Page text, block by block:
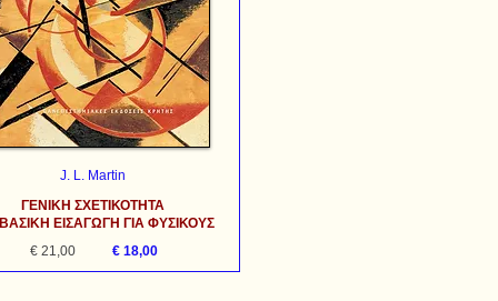
J. L. Martin
ΓΕΝΙΚΗ ΣΧΕΤΙΚΟΤΗΤΑ
ΕΙΣΑΓΩΓΗ ΓΙΑ ΦΥΣΙΚΟΥΣ
€ 21,00
€ 18,00